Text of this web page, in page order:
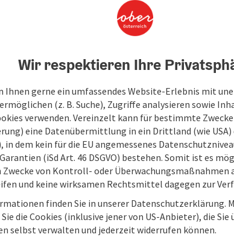
Deine Nachricht
Tourismus
Felder mit*sind Pflichtfelder
Wir respektieren Ihre
Ihnen gerne ein umfassendes Website-Erlebnis mit
(z. B. Suche), Zugriffe analysieren sowie
verwenden. Vereinzelt kann für bestimmte
eine Datenübermittlung in ein Drittland (wie
in dem kein für die EU angemessenes
(iSd Art. 46 DSGVO) bestehen. Somit ist es
Zwecke von Kontroll- oder
und keine wirksamen Rechtsmittel dagegen zur
finden Sie in unserer Datenschutzerklärung.
die Cookies (inklusive jener von US-Anbieter), die Sie
selbst verwalten und jederzeit widerrufen können.